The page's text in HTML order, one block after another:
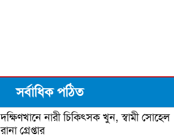
হুইপ স্বপন সস্ত্রীক করোনায় আক্রান্ত
পররাষ্ট্রমন্ত্রী করোনায় আক্রান্ত
সর্বাধিক পঠিত
দক্ষিণখানে নারী চিকিৎসক খুন, স্বামী সোহেল
রানা গ্রেপ্তার